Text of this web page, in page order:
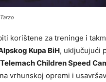
korištene za treninge i
Kupa BiH, uključujući
Telemach Children Speed
vrhunskoj opremi i